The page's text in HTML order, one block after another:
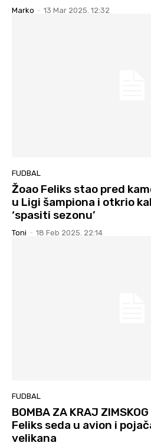
Marko - 13 Mar 2025. 12:32
FUDBAL
Žoao Feliks stao pred
u Ligi šampiona i otkrio
‘spasiti sezonu’
Toni - 18 Feb 2025. 22:14
FUDBAL
BOMBA ZA KRAJ
Feliks seda u avion i
velikana